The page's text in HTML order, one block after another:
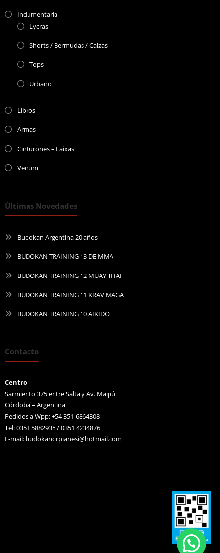
Indumentaria
Lycras
Shorts / Bermudas / Calzas
Tops
Urbano
Libros
Armas
Cinturones – Faixas
Venum
Últimas Novedades
Budokan Argentina 20 años
BUDOKAN TRAINING 13 DE MMA
BUDOKAN TRAINING 12 MUAY THAI
BUDOKAN TRAINING 11 KRAV MAGA
BUDOKAN TRAINING 10 AIKIDO
Contacto
Centro
Sarmiento 375 entre Salta y Av. Maipú
Córdoba – Argentina
Pedidos a Wpp: +54 351-6864308
Tel: 0351 5882935 / 0351 4234876
E-mail: budokanorpianesi@hotmail.com